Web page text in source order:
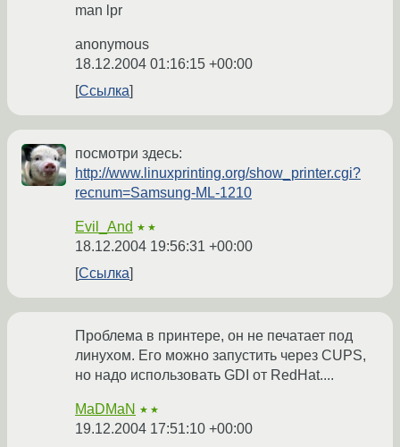
man lpr
anonymous
18.12.2004 01:16:15 +00:00
Ссылка
посмотри здесь:
http://www.linuxprinting.org/show_printer.cgi?
recnum=Samsung-ML-1210
Evil_And ★★
18.12.2004 19:56:31 +00:00
Ссылка
Проблема в принтере, он не печатает под
линухом. Его можно запустить через CUPS,
но надо использовать GDI от RedHat....
MaDMaN ★★
19.12.2004 17:51:10 +00:00